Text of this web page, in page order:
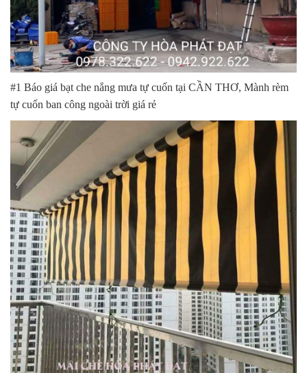
#1 Báo giá bạt che nắng mưa tự cuốn tại CẦN THƠ, Mành rèm
tự cuốn ban công ngoài trời giá rẻ